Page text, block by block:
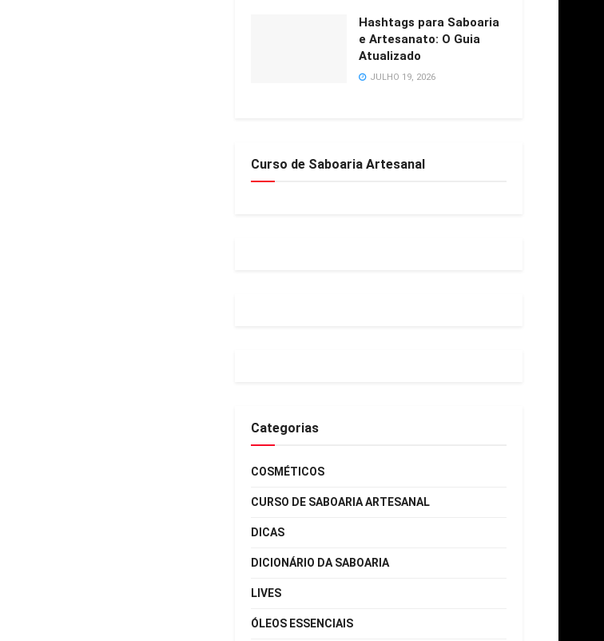
Hashtags para Saboaria
e Artesanato: O Guia
Atualizado
JULHO 19, 2026
Curso de Saboaria Artesanal
Categorias
COSMÉTICOS
CURSO DE SABOARIA ARTESANAL
DICAS
DICIONÁRIO DA SABOARIA
LIVES
ÓLEOS ESSENCIAIS